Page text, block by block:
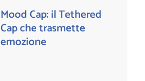
Mood Cap: il Tethered
Cap che trasmette
emozione